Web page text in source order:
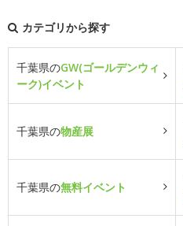
カテゴリから探す
千葉県のGW(ゴールデンウィ
ーク)イベント
千葉県の物産展
千葉県の無料イベント